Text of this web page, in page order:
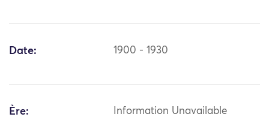
Date: 1900 - 1930
Ère: Information Unavailable